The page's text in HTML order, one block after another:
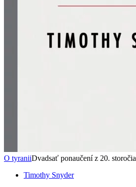
O tyraniiDvadsať ponaučení z 20. storočia
Timothy Snyder